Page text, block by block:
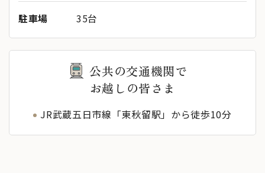
駐車場 35台
公共の交通機関で
お越しの皆さま
JR武蔵五日市線「東秋留駅」から徒歩10分